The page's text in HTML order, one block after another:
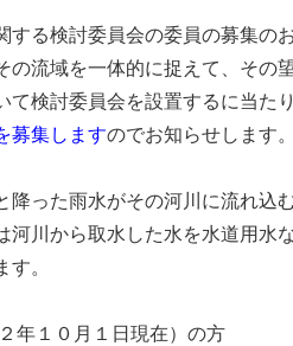
検討委員会の委員の募集の
流域を一体的に捉えて、その
検討委員会を設置するに当たり
募集しま すのでお知らせします。
雨水がその河川に流れ込む
ら取水した水を水道用水な
。
０月１日現在）の方